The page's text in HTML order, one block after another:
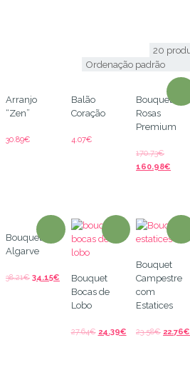
Arranjo
“Zen”
30.89€
Balão
Coração
4.07€
Bouquet 60
Rosas
Premium
170.73€
160.98€
Bouquet
Algarve
38.21€ 34.15€
Bouquet
Bocas de
Lobo
27.64€ 24.39€
Bouquet
Campestre
com
Estatices
23.58€ 22.76€